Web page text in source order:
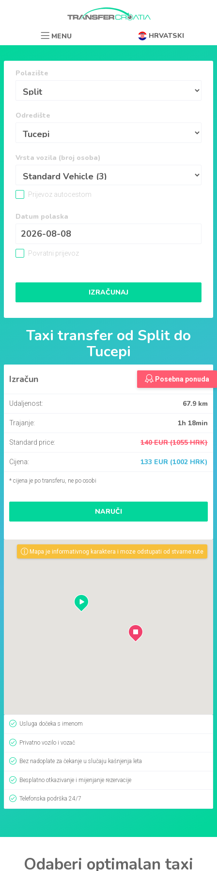
HRVATSKI
MENU
Polazište
Odredište
Vrsta vozila (broj osoba)
Prijevoz autocestom
Datum polaska
Povratni prijevoz
IZRAČUNAJ
Taxi transfer od Split do
Tucepi
Posebna ponuda
Izračun
Udaljenost: 67.9 km
Trajanje: 1h 18min
Standard price: 140 EUR (1055 HRK)
Cijena: 133 EUR (1002 HRK)
* cijena je po transferu, ne po osobi
NARUČI
Mapa je informativnog karaktera i moze odstupati od stvarne rute
Usluga dočeka s imenom
Privatno vozilo i vozač
Bez nadoplate za čekanje u slučaju kašnjenja leta
Besplatno otkazivanje i mijenjanje rezervacije
Telefonska podrška 24/7
Odaberi optimalan taxi